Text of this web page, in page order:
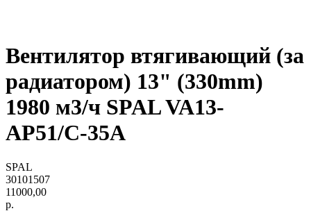
Вентилятор втягивающий (за
радиатором) 13" (330mm)
1980 м3/ч SPAL VA13-
AP51/C-35A
SPAL
30101507
11000,00
р.